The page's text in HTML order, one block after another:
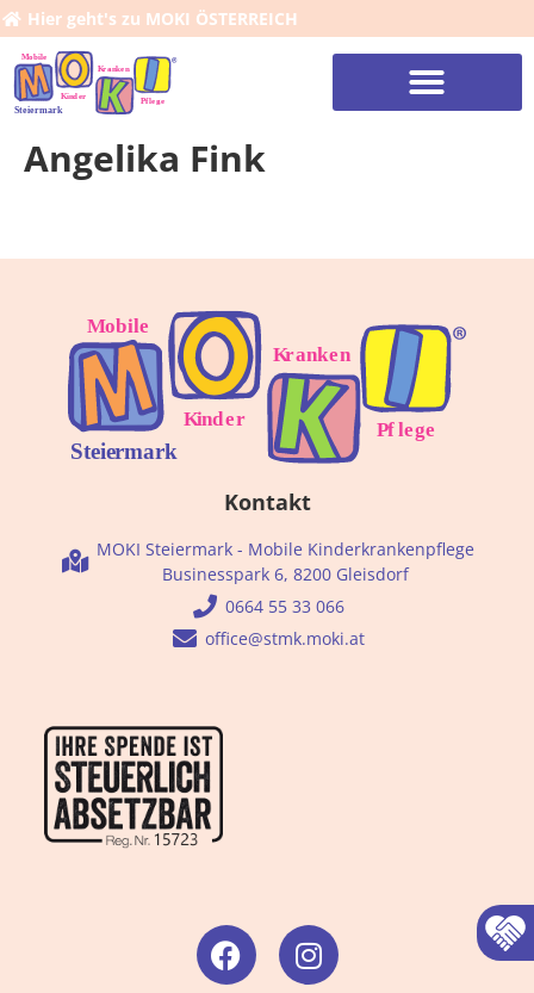
Hier geht's zu MOKI ÖSTERREICH
Angelika Fink
Kontakt
MOKI Steiermark - Mobile Kinderkrankenpflege
Businesspark 6, 8200 Gleisdorf
0664 55 33 066
office@stmk.moki.at